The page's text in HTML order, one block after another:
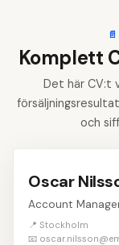
📄
Komplett
Det här CV:t
och
Oscar
Account Manager
📍 Stockholm
📧